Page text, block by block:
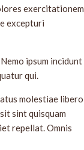
exercitationem
excepturi
ipsum incidunt
qui.
molestiae libero
sint quisquam
repellat. Omnis